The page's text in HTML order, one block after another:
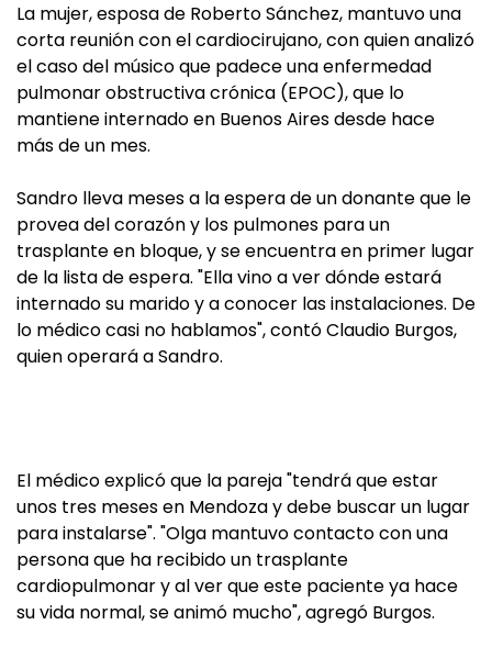
La mujer, esposa de Roberto Sánchez, mantuvo una
corta reunión con el cardiocirujano, con quien analizó
el caso del músico que padece una enfermedad
pulmonar obstructiva crónica (EPOC), que lo
mantiene internado en Buenos Aires desde hace
más de un mes.
Sandro lleva meses a la espera de un donante que le
provea del corazón y los pulmones para un
trasplante en bloque, y se encuentra en primer lugar
de la lista de espera. "Ella vino a ver dónde estará
internado su marido y a conocer las instalaciones. De
lo médico casi no hablamos", contó Claudio Burgos,
quien operará a Sandro.
El médico explicó que la pareja "tendrá que estar
unos tres meses en Mendoza y debe buscar un lugar
para instalarse". "Olga mantuvo contacto con una
persona que ha recibido un trasplante
cardiopulmonar y al ver que este paciente ya hace
su vida normal, se animó mucho", agregó Burgos.